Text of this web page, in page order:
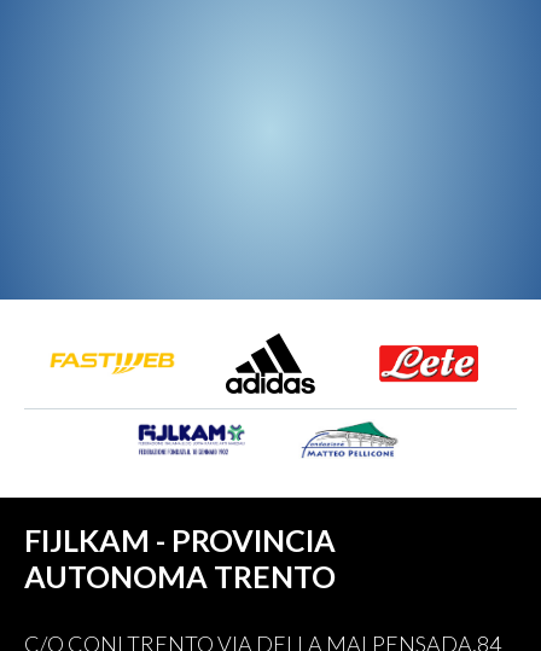
FIJLKAM - PROVINCIA
AUTONOMA TRENTO
C/O CONI TRENTO VIA DELLA MALPENSADA,84